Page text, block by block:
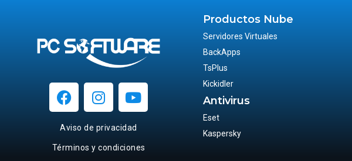
Aviso de privacidad
Términos y condiciones
Productos Nube
Servidores Virtuales
BackApps
TsPlus
Kickidler
Antivirus
Eset
Kaspersky